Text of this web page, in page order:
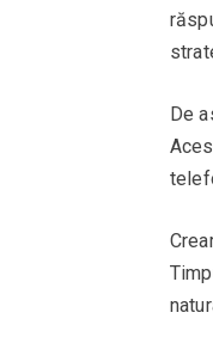
De